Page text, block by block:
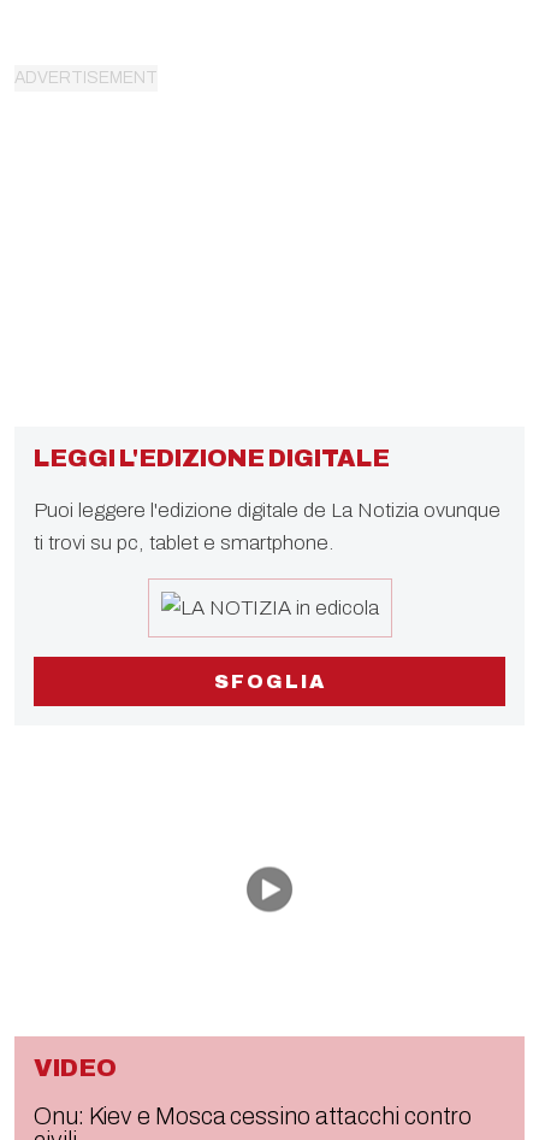
LEGGI L'EDIZIONE DIGITALE
Puoi leggere l'edizione digitale de La Notizia ovunque
ti trovi su pc, tablet e smartphone.
SFOGLIA
VIDEO
Onu: Kiev e Mosca cessino attacchi contro